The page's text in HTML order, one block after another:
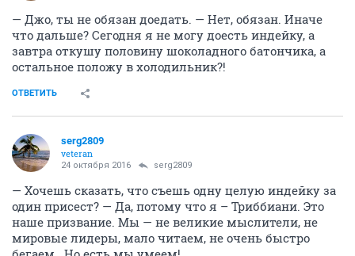
— Джо, ты не обязан доедать. — Нет, обязан. Иначе
что дальше? Сегодня я не могу доесть индейку, а
завтра откушу половину шоколадного батончика, а
остальное положу в холодильник?!
ОТВЕТИТЬ
serg2809
veteran
24 октября 2016 serg2809
— Хочешь сказать, что съешь одну целую индейку за
один присест? — Да, потому что я – Триббиани. Это
наше призвание. Мы — не великие мыслители, не
мировые лидеры, мало читаем, не очень быстро